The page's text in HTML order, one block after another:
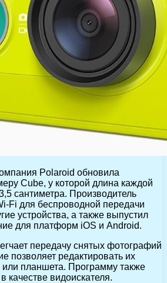
Polaroid обновила
Cube, у которой длина каждой
сантиметра. Производитель
Fi для беспроводной передачи
устройства, а также выпустил
для платформ iOS и Android.
передачу снятых фотографий
позволяет редактировать их
планшета. Программу также
качестве видоискателя.